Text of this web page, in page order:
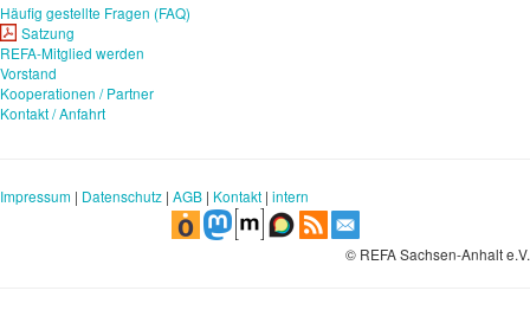
Häufig gestellte Fragen (FAQ)
Satzung
REFA-Mitglied werden
Vorstand
Kooperationen / Partner
Kontakt / Anfahrt
Impressum | Datenschutz | AGB | Kontakt | intern
© REFA Sachsen-Anhalt e.V.